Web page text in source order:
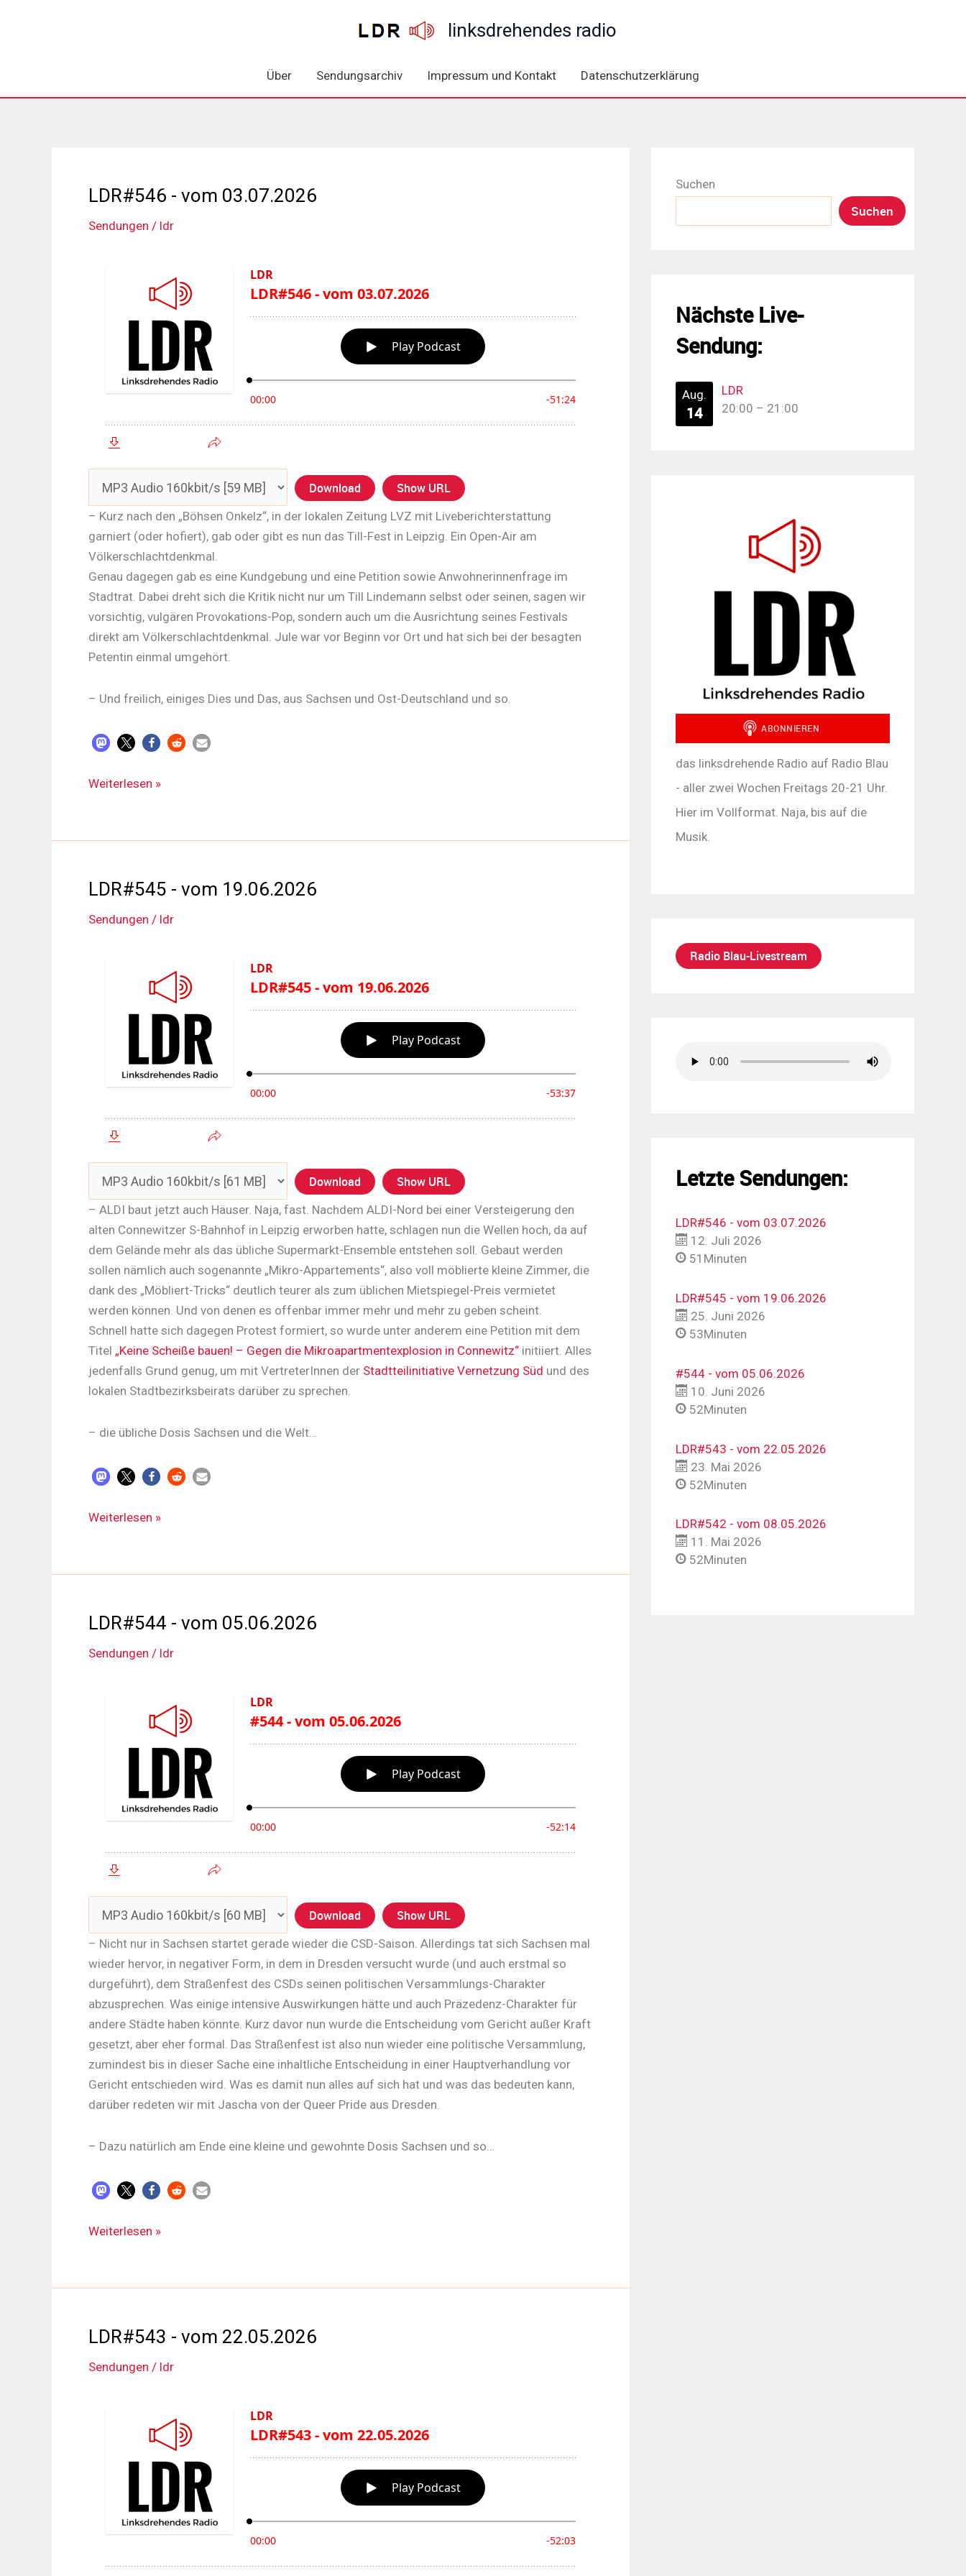
linksdrehendes radio
Über Sendungsarchiv Impressum und Kontakt Datenschutzerklärung
LDR#546 - vom 03.07.2026
Sendungen / ldr
Download Show URL
– Kurz nach den „Böhsen Onkelz“, in der lokalen Zeitung LVZ mit Liveberichterstattung
garniert (oder hofiert), gab oder gibt es nun das Till-Fest in Leipzig. Ein Open-Air am
Völkerschlachtdenkmal.
Genau dagegen gab es eine Kundgebung und eine Petition sowie Anwohnerinnenfrage im
Stadtrat. Dabei dreht sich die Kritik nicht nur um Till Lindemann selbst oder seinen, sagen wir
vorsichtig, vulgären Provokations-Pop, sondern auch um die Ausrichtung seines Festivals
direkt am Völkerschlachtdenkmal. Jule war vor Beginn vor Ort und hat sich bei der besagten
Petentin einmal umgehört.
– Und freilich, einiges Dies und Das, aus Sachsen und Ost-Deutschland und so.
LDR#546
03.07.2026
Weiterlesen »
LDR#545 - vom 19.06.2026
Sendungen / ldr
Download Show URL
– ALDI baut jetzt auch Häuser. Naja, fast. Nachdem ALDI-Nord bei einer Versteigerung den
alten Connewitzer S-Bahnhof in Leipzig erworben hatte, schlagen nun die Wellen hoch, da auf
dem Gelände mehr als das übliche Supermarkt-Ensemble entstehen soll. Gebaut werden
sollen nämlich auch sogenannte „Mikro-Appartements“, also voll möblierte kleine Zimmer, die
dank des „Möbliert-Tricks“ deutlich teurer als zum üblichen Mietspiegel-Preis vermietet
werden können. Und von denen es offenbar immer mehr und mehr zu geben scheint.
Schnell hatte sich dagegen Protest formiert, so wurde unter anderem eine Petition mit dem
Titel „Keine Scheiße bauen! – Gegen die Mikroapartmentexplosion in Connewitz“ initiiert. Alles
jedenfalls Grund genug, um mit VertreterInnen der Stadtteilinitiative Vernetzung Süd und des
lokalen Stadtbezirksbeirats darüber zu sprechen.
– die übliche Dosis Sachsen und die Welt…
LDR#545
19.06.2026
Weiterlesen »
LDR#544 - vom 05.06.2026
Sendungen / ldr
Download Show URL
– Nicht nur in Sachsen startet gerade wieder die CSD-Saison. Allerdings tat sich Sachsen mal
wieder hervor, in negativer Form, in dem in Dresden versucht wurde (und auch erstmal so
durgeführt), dem Straßenfest des CSDs seinen politischen Versammlungs-Charakter
abzusprechen. Was einige intensive Auswirkungen hätte und auch Präzedenz-Charakter für
andere Städte haben könnte. Kurz davor nun wurde die Entscheidung vom Gericht außer Kraft
gesetzt, aber eher formal. Das Straßenfest ist also nun wieder eine politische Versammlung,
zumindest bis in dieser Sache eine inhaltliche Entscheidung in einer Hauptverhandlung vor
Gericht entschieden wird. Was es damit nun alles auf sich hat und was das bedeuten kann,
darüber redeten wir mit Jascha von der Queer Pride aus Dresden.
– Dazu natürlich am Ende eine kleine und gewohnte Dosis Sachsen und so…
LDR#544
05.06.2026
Weiterlesen »
LDR#543 - vom 22.05.2026
Sendungen / ldr
Suchen
Suchen
Nächste Live-
Sendung:
Aug.
14
LDR
20:00 – 21:00
das linksdrehende Radio auf Radio Blau
- aller zwei Wochen Freitags 20-21 Uhr.
Hier im Vollformat. Naja, bis auf die
Musik.
Radio Blau-Livestream
Letzte Sendungen:
LDR#546 - vom 03.07.2026
12. Juli 2026
51Minuten
LDR#545 - vom 19.06.2026
25. Juni 2026
53Minuten
#544 - vom 05.06.2026
10. Juni 2026
52Minuten
LDR#543 - vom 22.05.2026
23. Mai 2026
52Minuten
LDR#542 - vom 08.05.2026
11. Mai 2026
52Minuten